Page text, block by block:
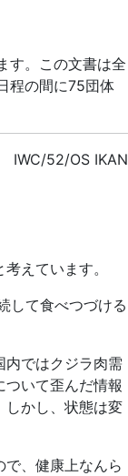
す。この文書は全
程の間に75団体
IWC/52/OS IKAN
えています。
して食べつづける
内ではクジラ肉需
いて歪んだ情報
しかし、状態は変
、健康上なんら